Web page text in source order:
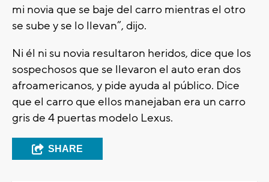
mi novia que se baje del carro mientras el otro
se sube y se lo llevan”, dijo.
Ni él ni su novia resultaron heridos, dice que los
sospechosos que se llevaron el auto eran dos
afroamericanos, y pide ayuda al público. Dice
que el carro que ellos manejaban era un carro
gris de 4 puertas modelo Lexus.
SHARE